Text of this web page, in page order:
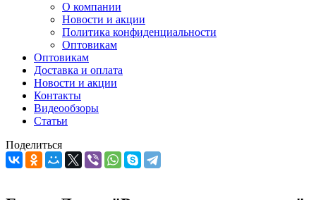
О компании
Новости и акции
Политика конфиденциальности
Оптовикам
Оптовикам
Доставка и оплата
Новости и акции
Контакты
Видеообзоры
Статьи
Поделиться